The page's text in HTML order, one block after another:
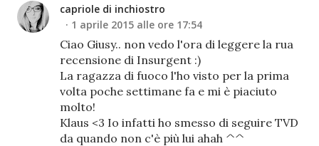
capriole di inchiostro
1 aprile 2015 alle ore 17:54
Ciao Giusy.. non vedo l'ora di leggere la rua
recensione di Insurgent :)
La ragazza di fuoco l'ho visto per la prima
volta poche settimane fa e mi è piaciuto
molto!
Klaus <3 Io infatti ho smesso di seguire TVD
da quando non c'è più lui ahah ^^